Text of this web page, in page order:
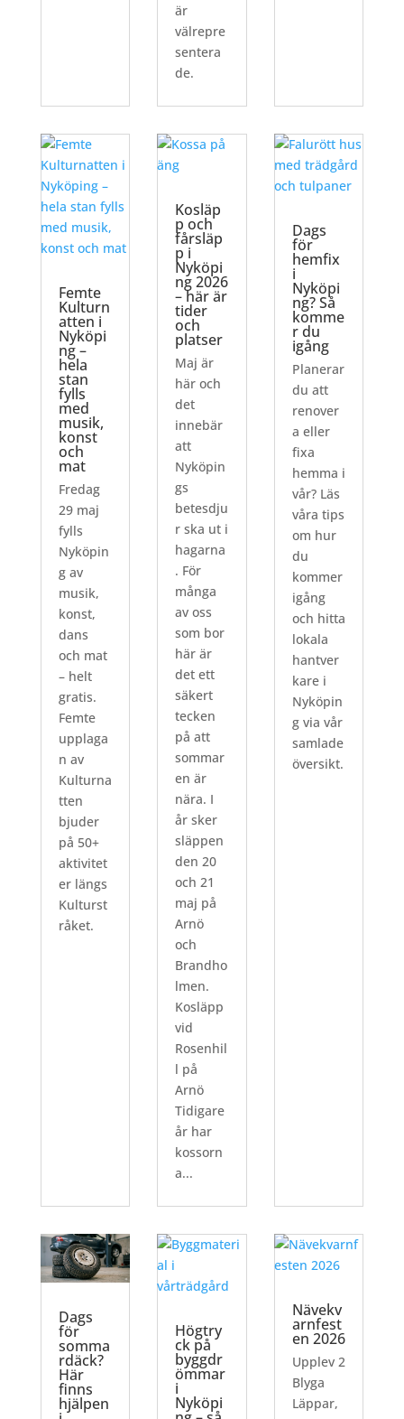
är
välrepre
sentera
de.
Femte
Kulturn
atten i
Nyköpi
ng –
hela
stan
fylls
med
musik,
konst
och
mat
Fredag
29 maj
fylls
Nyköpin
g av
musik,
konst,
dans
och mat
– helt
gratis.
Femte
upplaga
n av
Kulturna
tten
bjuder
på 50+
aktivitet
er längs
Kulturst
råket.
Kosläp
p och
fårsläp
p i
Nyköpi
ng 2026
– här är
tider
och
platser
Maj är
här och
det
innebär
att
Nyköpin
gs
betesdju
r ska ut i
hagarna
. För
många
av oss
som bor
här är
det ett
säkert
tecken
på att
sommar
en är
nära. I
år sker
släppen
den 20
och 21
maj på
Arnö
och
Brandho
lmen.
Kosläpp
vid
Rosenhil
l på
Arnö
Tidigare
år har
kossorn
a...
Dags
för
hemfix
i
Nyköpi
ng? Så
komme
r du
igång
Planerar
du att
renover
a eller
fixa
hemma i
vår? Läs
våra tips
om hur
du
kommer
igång
och hitta
lokala
hantver
kare i
Nyköpin
g via vår
samlade
översikt.
Dags
för
somma
rdäck?
Här
finns
hjälpen
Högtry
ck på
byggdr
ömmar
i
Nyköpi
Nävekv
arnfest
en 2026
Upplev 2
Blyga
Läppar,